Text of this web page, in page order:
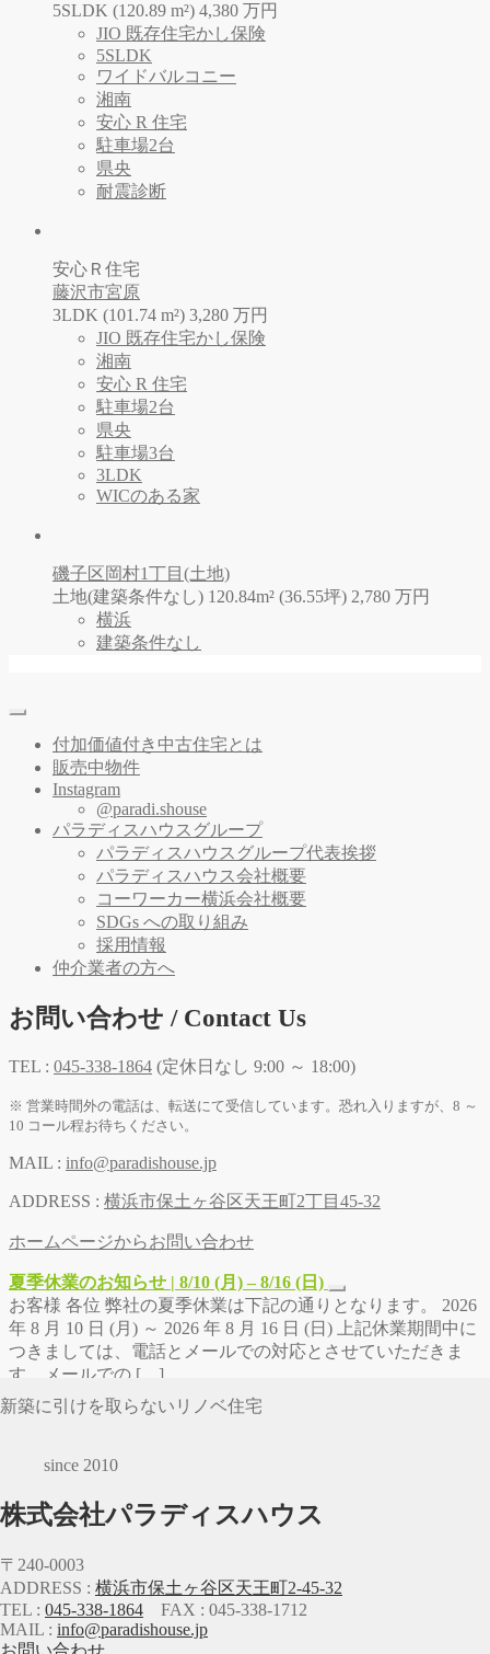
5SLDK (120.89 m²) 4,380 万円
JIO 既存住宅かし保険
5SLDK
ワイドバルコニー
湘南
安心 R 住宅
駐車場2台
県央
耐震診断
安心Ｒ住宅
藤沢市宮原
3LDK (101.74 m²) 3,280 万円
JIO 既存住宅かし保険
湘南
安心 R 住宅
駐車場2台
県央
駐車場3台
3LDK
WICのある家
磯子区岡村1丁目(土地)
土地(建築条件なし) 120.84m² (36.55坪) 2,780 万円
横浜
建築条件なし
新築に引けを取らないリノベ住宅
since 2010
株式会社パラディスハウス
〒240-0003
ADDRESS : 横浜市保土ヶ谷区天王町2-45-32
TEL : 045-338-1864 FAX : 045-338-1712
MAIL : info@paradishouse.jp
お問い合わせ
付加価値付き中古住宅とは
販売中物件
Instagram
@paradi.shouse
パラディスハウスグループ
パラディスハウスグループ代表挨拶
パラディスハウス会社概要
コーワーカー横浜会社概要
SDGs への取り組み
採用情報
仲介業者の方へ
お問い合わせ / Contact Us
TEL : 045-338-1864 (定休日なし 9:00 ～ 18:00)
※ 営業時間外の電話は、転送にて受信しています。恐れ入りますが、8 ～
10 コール程お待ちください。
MAIL : info@paradishouse.jp
ADDRESS : 横浜市保土ヶ谷区天王町2丁目45-32
ホームページからお問い合わせ
夏季休業のお知らせ | 8/10 (月) – 8/16 (日)
お客様 各位 弊社の夏季休業は下記の通りとなります。 2026
年 8 月 10 日 (月) ～ 2026 年 8 月 16 日 (日) 上記休業期間中に
つきましては、電話とメールでの対応とさせていただきま
す。メールでの […]